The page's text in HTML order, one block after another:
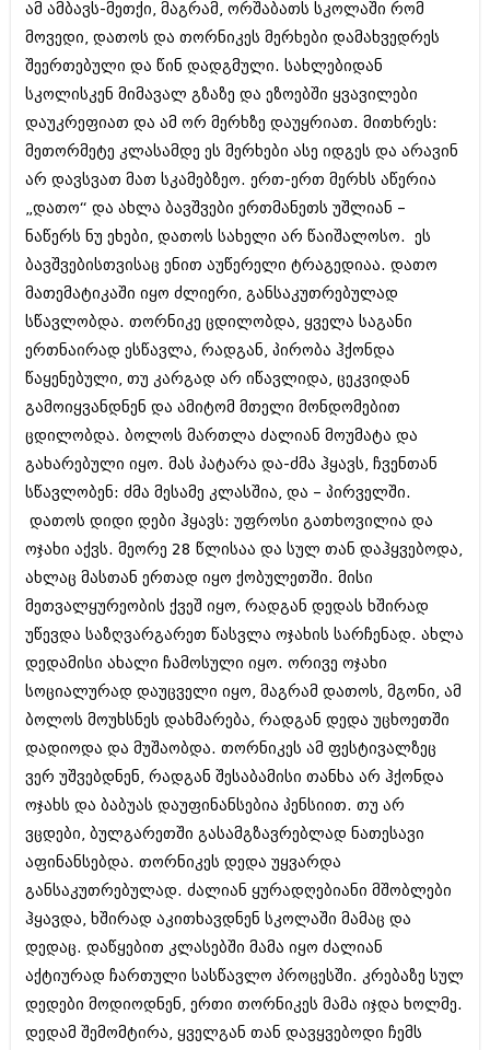
იანვარი 2016 (206)
დეკემბერი 2015 (207)
ნოემბერი 2015 (264)
ოქტომბერი 2015 (204)
სექტემბერი 2015 (215)
აგვისტო 2015 (286)
ივლისი 2015 (173)
მაისი 2015 (194)
აპრილი 2015 (208)
მარტი 2015 (365)
თებერვალი 2015 (286)
იანვარი 2015 (247)
დეკემბერი 2014 (342)
ნოემბერი 2014 (290)
ოქტომბერი 2014 (292)
სექტემბერი 2014 (394)
აგვისტო 2014 (248)
ივლისი 2014 (313)
ივნისი 2014 (366)
აპრილი 2014 (290)
მარტი 2014 (413)
თებერვალი 2014 (318)
იანვარი 2014 (297)
დეკემბერი 2013 (365)
ნოემბერი 2013 (279)
ოქტომბერი 2013 (256)
სექტემბერი 2013 (368)
აგვისტო 2013 (89)
ივლისი 2013 (182)
ივნისი 2013 (212)
მაისი 2013 (259)
მარტი 2013 (352)
თებერვალი 2013 (204)
იანვარი 2013 (334)
დეკემბერი 2012 (98)
ნოემბერი 2012 (295)
ოქტომბერი 2012 (350)
სექტემბერი 2012 (264)
აგვისტო 2012 (268)
ივლისი 2012 (322)
ივნისი 2012 (282)
მაისი 2012 (240)
აპრილი 2012 (294)
თებერვალი 2012 (376)
ამ ამბავს-მეთქი, მაგრამ, ორშაბათს სკოლაში რომ
მოვედი, დათოს და თორნიკეს მერხები დამახვედრეს
შეერთებული და წინ დადგმული. სახლებიდან
სკოლისკენ მიმავალ გზაზე და ეზოებში ყვავილები
დაუკრეფიათ და ამ ორ მერხზე დაუყრიათ. მითხრეს:
მეთორმეტე კლასამდე ეს მერხები ასე იდგეს და არავინ
არ დავსვათ მათ სკამებზეო. ერთ-ერთ მერხს აწერია
„დათო“ და ახლა ბავშვები ერთმანეთს უშლიან –
ნაწერს ნუ ეხები, დათოს სახელი არ წაიშალოსო. ეს
ბავშვებისთვისაც ენით აუწერელი ტრაგედიაა. დათო
მათემატიკაში იყო ძლიერი, განსაკუთრებულად
სწავლობდა. თორნიკე ცდილობდა, ყველა საგანი
ერთნაირად ესწავლა, რადგან, პირობა ჰქონდა
წაყენებული, თუ კარგად არ იწავლიდა, ცეკვიდან
გამოიყვანდნენ და ამიტომ მთელი მონდომებით
ცდილობდა. ბოლოს მართლა ძალიან მოუმატა და
გახარებული იყო. მას პატარა და-ძმა ჰყავს, ჩვენთან
სწავლობენ: ძმა მესამე კლასშია, და – პირველში.
დათოს დიდი დები ჰყავს: უფროსი გათხოვილია და
ოჯახი აქვს. მეორე 28 წლისაა და სულ თან დაჰყვებოდა,
ახლაც მასთან ერთად იყო ქობულეთში. მისი
მეთვალყურეობის ქვეშ იყო, რადგან დედას ხშირად
უწევდა საზღვარგარეთ წასვლა ოჯახის სარჩენად. ახლა
დედამისი ახალი ჩამოსული იყო. ორივე ოჯახი
სოციალურად დაუცველი იყო, მაგრამ დათოს, მგონი, ამ
ბოლოს მოუხსნეს დახმარება, რადგან დედა უცხოეთში
დადიოდა და მუშაობდა. თორნიკეს ამ ფესტივალზეც
ვერ უშვებდნენ, რადგან შესაბამისი თანხა არ ჰქონდა
ოჯახს და ბაბუას დაუფინანსებია პენსიით. თუ არ
ვცდები, ბულგარეთში გასამგზავრებლად ნათესავი
აფინანსებდა. თორნიკეს დედა უყვარდა
განსაკუთრებულად. ძალიან ყურადღებიანი მშობლები
ჰყავდა, ხშირად აკითხავდნენ სკოლაში მამაც და
დედაც. დაწყებით კლასებში მამა იყო ძალიან
აქტიურად ჩართული სასწავლო პროცესში. კრებაზე სულ
დედები მოდიოდნენ, ერთი თორნიკეს მამა იჯდა ხოლმე.
დედამ შემომტირა, ყველგან თან დავყვებოდი ჩემს